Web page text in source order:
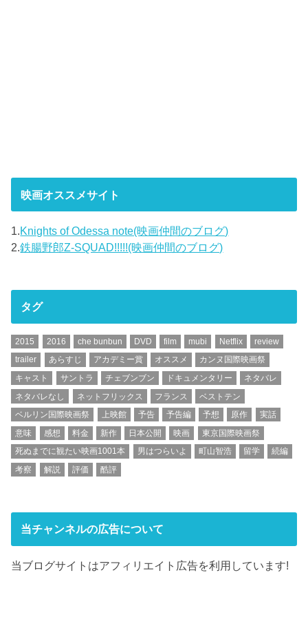
映画オススメサイト
1.Knights of Odessa note(映画仲間のブログ)
2.鉄腸野郎Z-SQUAD!!!!!(映画仲間のブログ)
タグ
2015 2016 che bunbun DVD film mubi Netflix
review
trailer
あらすじ アカデミー賞 オススメ
カンヌ国際映画祭
キャスト
サントラ チェブンブン ドキュメンタリー
ネタバレ
ネタバレなし
ネットフリックス フランス
ベストテン
ベルリン国際映画祭
上映館 予告 予告編 予想 原作
実話
意味
感想 料金 新作 日本公開 映画
東京国際映画祭
死ぬまでに観たい映画1001本
男はつらいよ 町山智浩 留学
続編
考察
解説 評価 酷評
当チャンネルの広告について
当ブログサイトはアフィリエイト広告を利用しています!